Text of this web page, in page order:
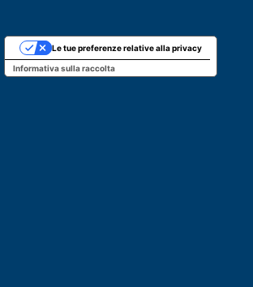
Informativa sulla raccolta
Le tue preferenze relative alla privacy